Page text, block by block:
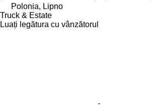
Polonia, Lipno
Truck & Estate
Luați legătura cu vânzătorul